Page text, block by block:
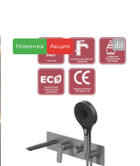
Новинка Акция